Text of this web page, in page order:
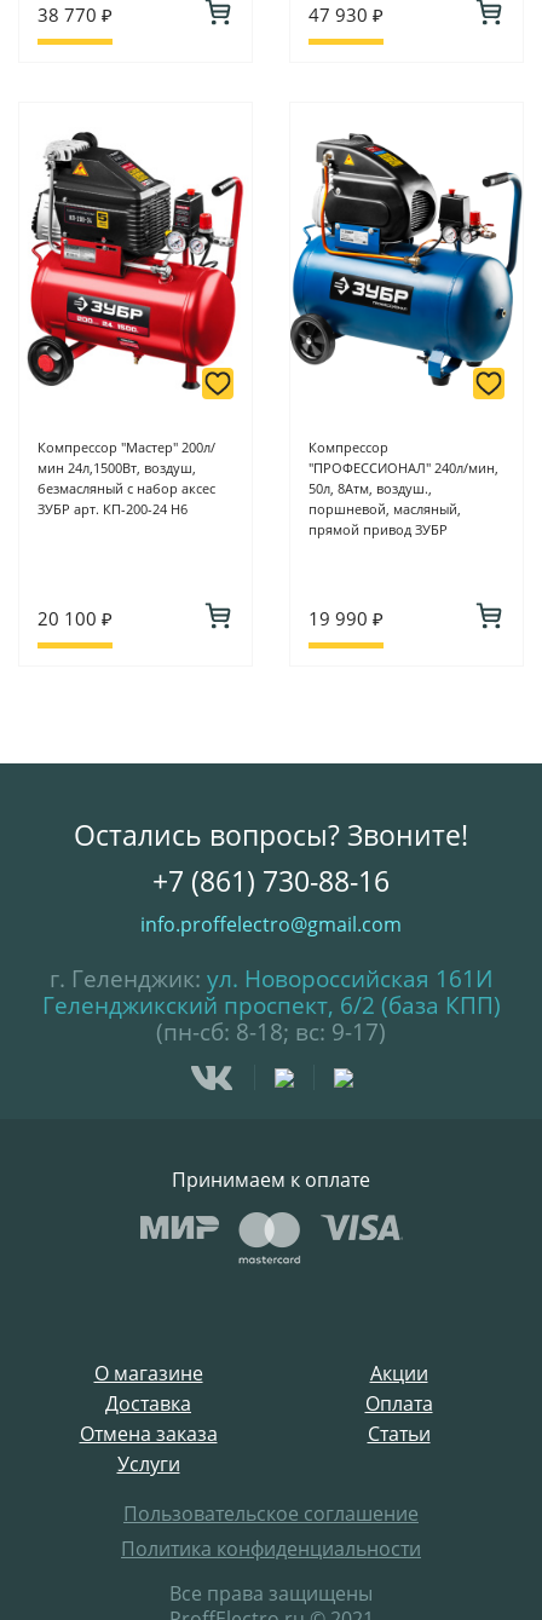
38 770 ₽ 47 930 ₽
Компрессор "Мастер" 200л/
мин 24л,1500Вт, воздуш,
безмасляный с набор аксес
ЗУБР арт. КП-200-24 Н6
20 100 ₽
Компрессор
"ПРОФЕССИОНАЛ" 240л/мин,
50л, 8Атм, воздуш.,
поршневой, масляный,
прямой привод ЗУБР
19 990 ₽
О магазине
Акции
Доставка
Оплата
Отмена заказа
Статьи
Услуги
Пользовательское соглашение
Политика конфиденциальности
Все права защищены
Остались вопросы? Звоните!
+7 (861) 730-88-16
info.proffelectro@gmail.com
г. Геленджик: ул. Новороссийская 161И
Геленджикский проспект, 6/2 (база КПП)
(пн-сб: 8-18; вс: 9-17)
Принимаем к оплате